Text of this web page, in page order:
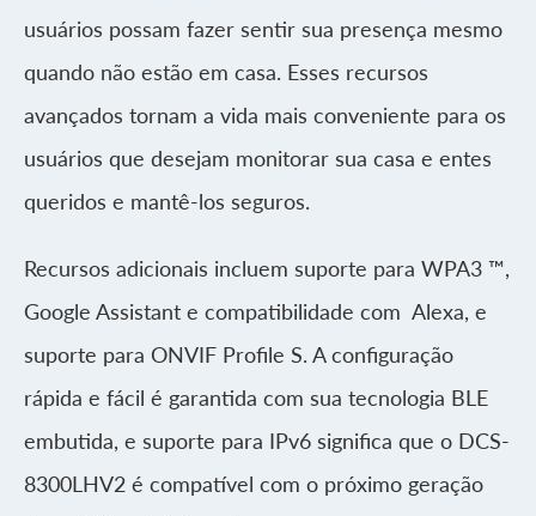
usuários possam fazer sentir sua presença mesmo
quando não estão em casa. Esses recursos
avançados tornam a vida mais conveniente para os
usuários que desejam monitorar sua casa e entes
queridos e mantê-los seguros.
Recursos adicionais incluem suporte para WPA3 ™,
Google Assistant e compatibilidade com Alexa, e
suporte para ONVIF Profile S. A configuração
rápida e fácil é garantida com sua tecnologia BLE
embutida, e suporte para IPv6 significa que o DCS-
8300LHV2 é compatível com o próximo geração